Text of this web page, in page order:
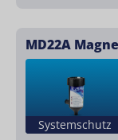
MD22A
Systemschutz